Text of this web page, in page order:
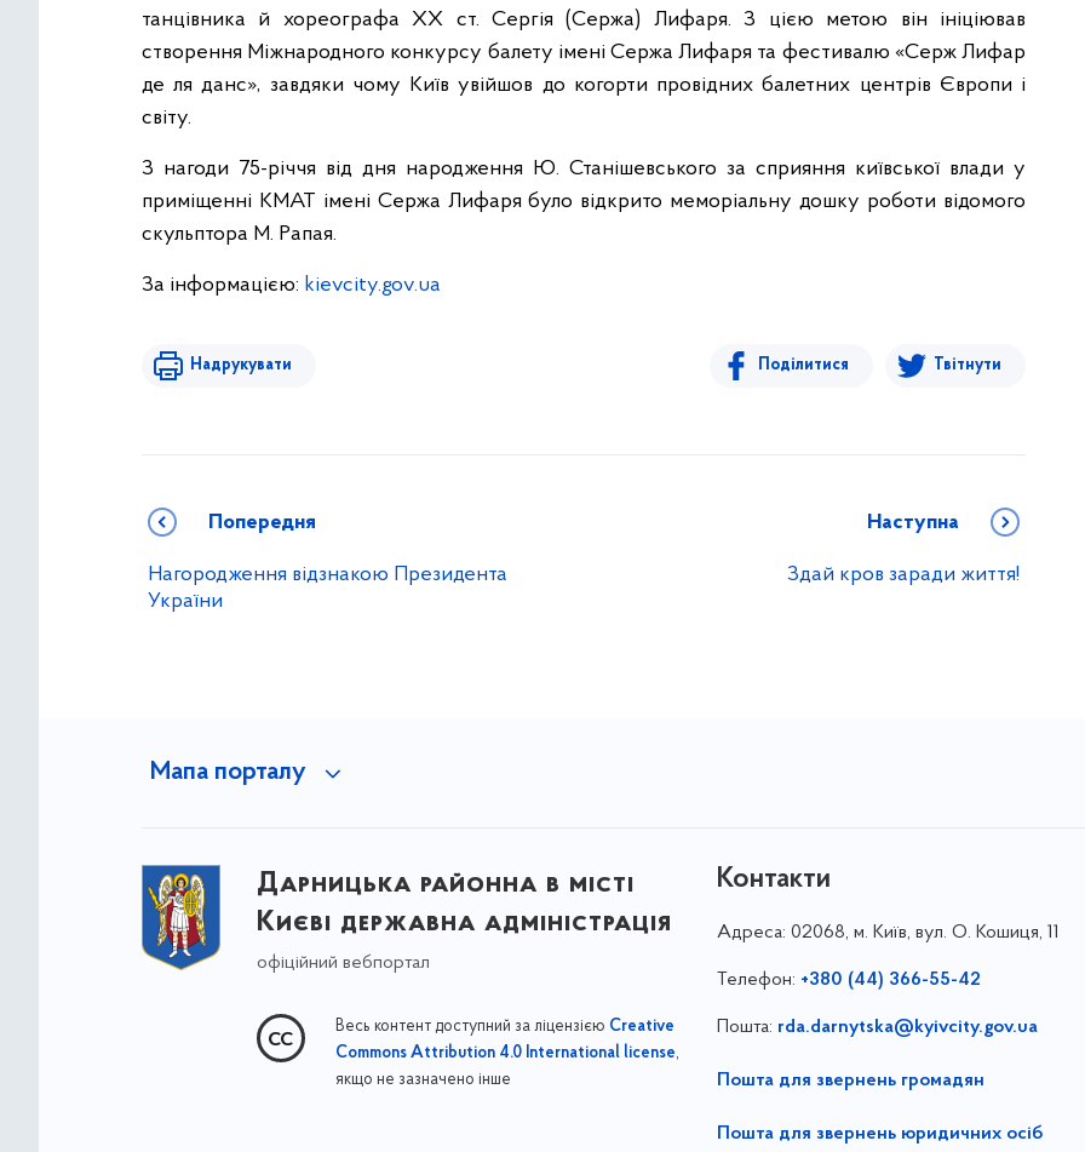
танцівника й хореографа ХХ ст. Сергія (Сержа) Лифаря. З цією метою він ініціював
створення Міжнародного конкурсу балету імені Сержа Лифаря та фестивалю «Серж Лифар
де ля данс», завдяки чому Київ увійшов до когорти провідних балетних центрів Європи і
світу.
З нагоди 75-річчя від дня народження Ю. Станішевського за сприяння київської влади у
приміщенні КМАТ імені Сержа Лифаря було відкрито меморіальну дошку роботи відомого
скульптора М. Рапая.
За інформацією: kievcity.gov.ua
Надрукувати Поділитися Твітнути
Попередня
Нагородження відзнакою Президента
України
Наступна
Здай кров заради життя!
Мапа порталу
Дарницька районна в місті
Києві державна адміністрація
офіційний вебпортал
Весь контент доступний за ліцензією Creative
Commons Attribution 4.0 International license,
якщо не зазначено інше
Контакти
Адреса: 02068, м. Київ, вул. О. Кошиця, 11
Телефон: +380 (44) 366-55-42
Пошта: rda.darnytska@kyivcity.gov.ua
Пошта для звернень громадян
Пошта для звернень юридичних осіб